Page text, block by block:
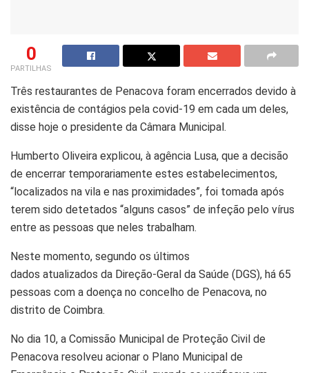
0
PARTILHAS
Três restaurantes de Penacova foram encerrados devido à
existência de contágios pela covid-19 em cada um deles,
disse hoje o presidente da Câmara Municipal.
Humberto Oliveira explicou, à agência Lusa, que a decisão
de encerrar temporariamente estes estabelecimentos,
“localizados na vila e nas proximidades”, foi tomada após
terem sido detetados “alguns casos” de infeção pelo vírus
entre as pessoas que neles trabalham.
Neste momento, segundo os últimos
dados atualizados da Direção-Geral da Saúde (DGS), há 65
pessoas com a doença no concelho de Penacova, no
distrito de Coimbra.
No dia 10, a Comissão Municipal de Proteção Civil de
Penacova resolveu acionar o Plano Municipal de